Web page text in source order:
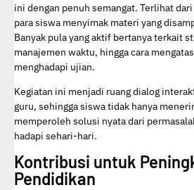
ini dengan penuh semangat. Terlihat
para siswa menyimak materi yang
Banyak pula yang aktif bertanya terkait
manajemen waktu, hingga cara
menghadapi ujian.
Kegiatan ini menjadi ruang dialog
guru, sehingga siswa tidak hanya
memperoleh solusi nyata dari
hadapi sehari-hari.
Kontribusi untuk
Pendidikan